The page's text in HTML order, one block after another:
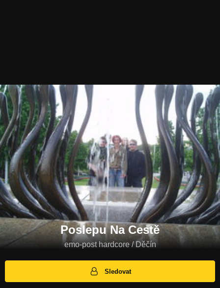
Poslepu Na Cestě
emo-post hardcore / Děčín
Sledovat